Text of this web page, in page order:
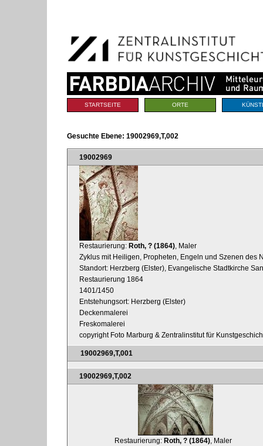
Navigation
Sektionen
STARTSEITE ORTE
Gesuchte Ebene: 19002969,T,002
19002969
Restaurierung: Roth, ? (1864) , Maler
Zyklus mit Heiligen, Propheten, Engeln und Szenen des
Standort: Herzberg (Elster), Evangelische Stadtkirche
Restaurierung 1864
1401/1450
Entstehungsort: Herzberg (Elster)
Deckenmalerei
Freskomalerei
copyright Foto Marburg & Zentralinstitut für
19002969,T,001
19002969,T,002
Restaurierung: Roth, ? (1864), Maler